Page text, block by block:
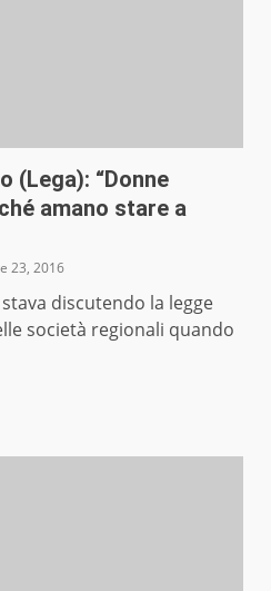
(Lega): “Donne
amano stare a
23, 2016
discutendo la legge
società regionali quando